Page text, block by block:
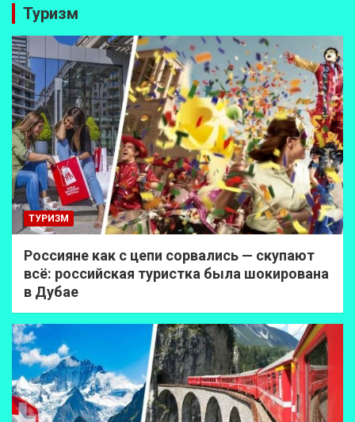
Туризм
ТУРИЗМ
Россияне как с цепи сорвались — скупают
всё: российская туристка была шокирована
в Дубае